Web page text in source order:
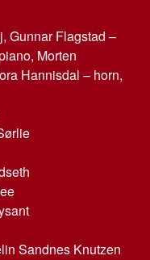
Gunnar Flagstad –
Morten
Hannisdal – horn,
Sandnes Knutzen